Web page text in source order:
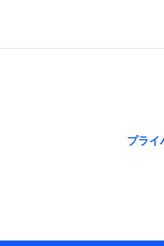
報を提供し、金融商品等の契約を
プライ